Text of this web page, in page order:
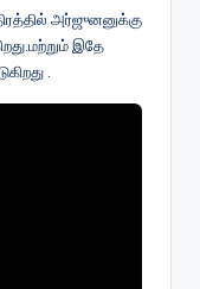
அர்ஜுனனுக்கு
இதே
.